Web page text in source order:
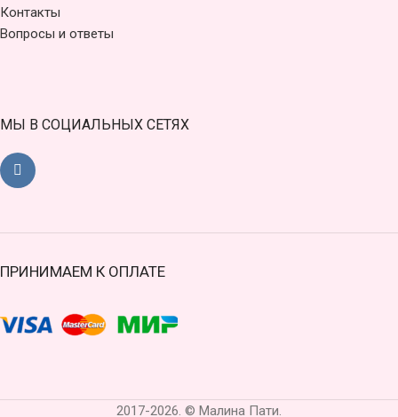
Контакты
Вопросы и ответы
МЫ В СОЦИАЛЬНЫХ СЕТЯХ
ПРИНИМАЕМ К ОПЛАТЕ
2017-2026. © Малина Пати.